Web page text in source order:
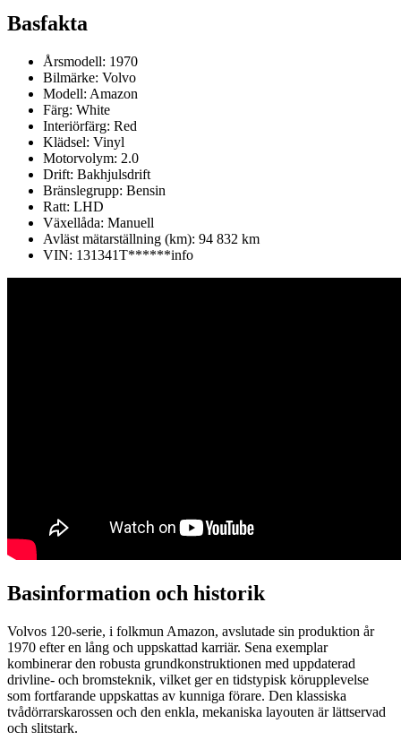
Basfakta
Årsmodell: 1970
Bilmärke: Volvo
Modell: Amazon
Färg: White
Interiörfärg: Red
Klädsel: Vinyl
Motorvolym: 2.0
Drift: Bakhjulsdrift
Bränslegrupp: Bensin
Ratt: LHD
Växellåda: Manuell
Avläst mätarställning (km): 94 832 km
VIN: 131341T******info
Basinformation och historik
Volvos 120-serie, i folkmun Amazon, avslutade sin produktion år
1970 efter en lång och uppskattad karriär. Sena exemplar
kombinerar den robusta grundkonstruktionen med uppdaterad
drivline- och bromsteknik, vilket ger en tidstypisk körupplevelse
som fortfarande uppskattas av kunniga förare. Den klassiska
tvådörrarskarossen och den enkla, mekaniska layouten är lättservad
och slitstark.